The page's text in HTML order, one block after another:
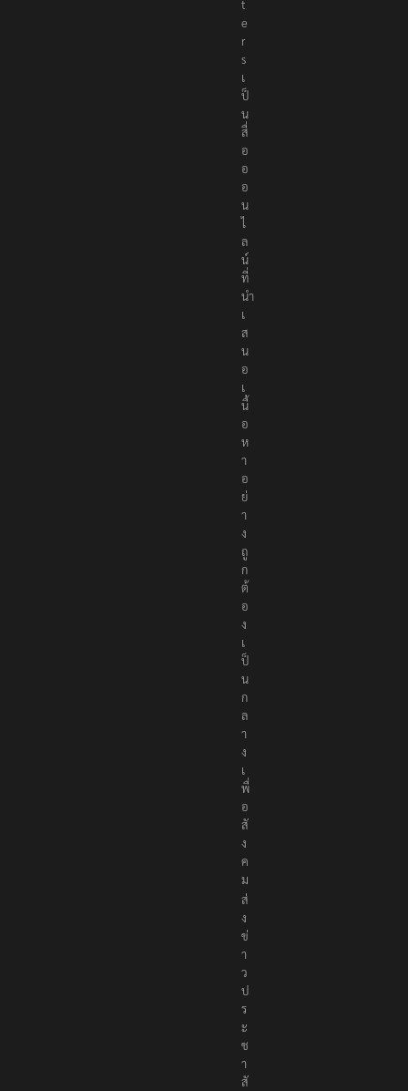
t
e
r
s
เ
ป็
น
สื่
อ
อ
อ
น
ไ
ล
น์
ที่
นำ
เ
ส
น
อ
เ
นื้
อ
ห
า
อ
ย่
า
ง
ถู
ก
ต้
อ
ง
เ
ป็
น
ก
ล
า
ง
เ
พื่
อ
สั
ง
ค
ม
ส่
ง
ข่
า
ว
ป
ร
ะ
ช
า
สั